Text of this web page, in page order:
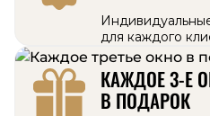
для каждого
КАЖДОЕ 3-Е
В ПОДАРОК